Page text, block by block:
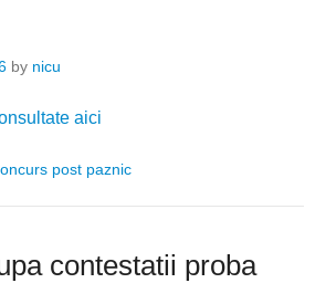
by nicu
aici
post paznic
contestatii proba